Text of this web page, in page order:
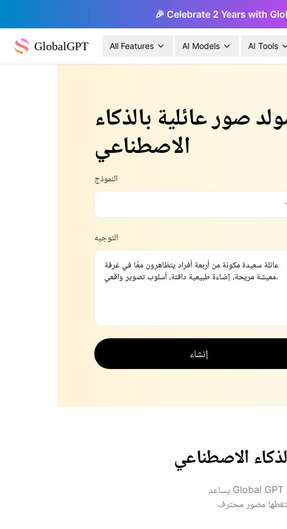
🎉 Celebrate 2 Years with
GlobalGPT All Features AI Models AI Tools
صور عائلية بالذكاء
الاصطناعي
النموذج
التوجيه
إنشاء
الاصطناعي
يساعد Global GPT في تصميم صور عائلية مذهلة تبدو حقيقية وعاطفية وخالدة. من الصور الجماعية متعددة